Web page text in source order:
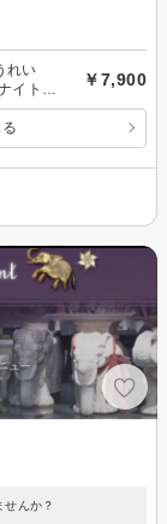
れい
イト70
￥7,900
んか？